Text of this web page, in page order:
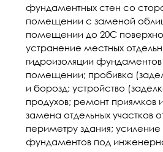
фундаментных стен со
помещении с заменой
помещении до 20С
устранение местных
гидроизоляции фундаментов
помещении; пробивка
и борозд; устройство
продухов; ремонт приямков
замена отдельных участков
периметру здания; усиление
фундаментов под